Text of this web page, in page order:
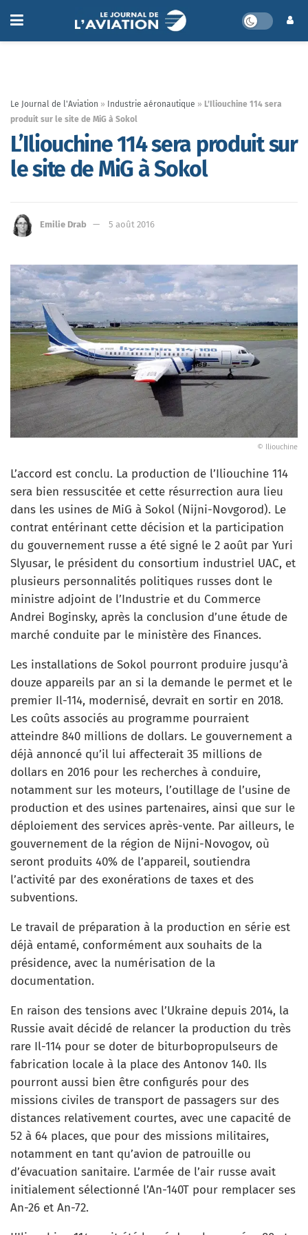
Le Journal de l'Aviation » Industrie aéronautique » L’Iliouchine 114 sera
produit sur le site de MiG à Sokol
L’Iliouchine 114 sera produit sur
le site de MiG à Sokol
Emilie Drab 5 août 2016
© Iliouchine
L’accord est conclu. La production de l’Iliouchine 114
sera bien ressuscitée et cette résurrection aura lieu
dans les usines de MiG à Sokol (Nijni-Novgorod). Le
contrat entérinant cette décision et la participation
du gouvernement russe a été signé le 2 août par Yuri
Slyusar, le président du consortium industriel UAC, et
plusieurs personnalités politiques russes dont le
ministre adjoint de l’Industrie et du Commerce
Andrei Boginsky, après la conclusion d’une étude de
marché conduite par le ministère des Finances.
Les installations de Sokol pourront produire jusqu’à
douze appareils par an si la demande le permet et le
premier Il-114, modernisé, devrait en sortir en 2018.
Les coûts associés au programme pourraient
atteindre 840 millions de dollars. Le gouvernement a
déjà annoncé qu’il lui affecterait 35 millions de
dollars en 2016 pour les recherches à conduire,
notamment sur les moteurs, l’outillage de l’usine de
production et des usines partenaires, ainsi que sur le
déploiement des services après-vente. Par ailleurs, le
gouvernement de la région de Nijni-Novogov, où
seront produits 40% de l’appareil, soutiendra
l’activité par des exonérations de taxes et des
subventions.
Le travail de préparation à la production en série est
déjà entamé, conformément aux souhaits de la
présidence, avec la numérisation de la
documentation.
En raison des tensions avec l’Ukraine depuis 2014, la
Russie avait décidé de relancer la production du très
rare Il-114 pour se doter de biturbopropulseurs de
fabrication locale à la place des Antonov 140. Ils
pourront aussi bien être configurés pour des
missions civiles de transport de passagers sur des
distances relativement courtes, avec une capacité de
52 à 64 places, que pour des missions militaires,
notamment en tant qu’avion de patrouille ou
d’évacuation sanitaire. L’armée de l’air russe avait
initialement sélectionné l’An-140T pour remplacer ses
An-26 et An-72.